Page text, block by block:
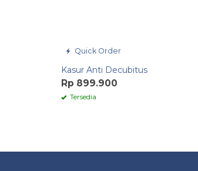
Quick Order
Kasur Anti Decubitus
Rp 899.900
Tersedia